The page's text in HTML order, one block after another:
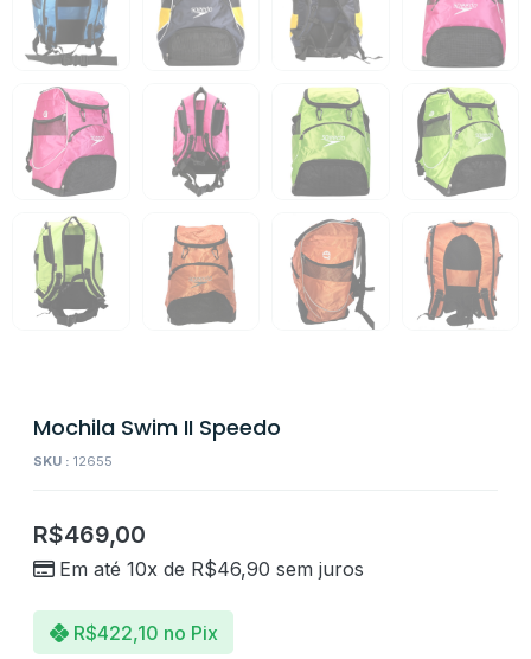
Mochila Swim II Speedo
SKU : 12655
R$469,00
Em até 10x de R$46,90 sem juros
R$422,10 no Pix